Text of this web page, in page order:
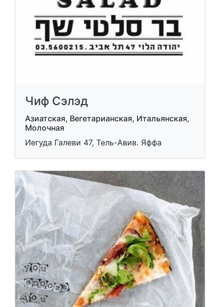
Чиф Сэлэд
Азиатская, Вегетарианская, Итальянская,
Молочная
Иегуда Галеви 47, Тель-Авив. Яффа